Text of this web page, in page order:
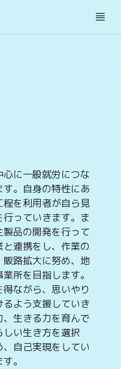
に一般就労につな
。自身の特性にあ
を利用者が自ら見
っていきます。ま
品の開発を行って
連携をし、作業の
路拡大に努め、地
所を目指します。
ながら、思いやり
よう支援していき
生きる力を育んで
い生き方を選択
自己実現をしてい
。